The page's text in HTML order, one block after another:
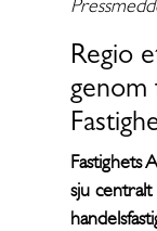
Regio
genom
Fastighets
sju